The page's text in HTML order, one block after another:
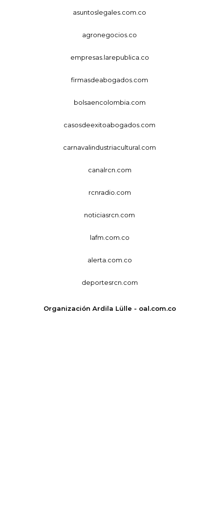
asuntoslegales.com.co
agronegocios.co
empresas.larepublica.co
firmasdeabogados.com
bolsaencolombia.com
casosdeexitoabogados.com
carnavalindustriacultural.com
canalrcn.com
rcnradio.com
noticiasrcn.com
lafm.com.co
alerta.com.co
deportesrcn.com
Organización Ardila Lülle - oal.com.co